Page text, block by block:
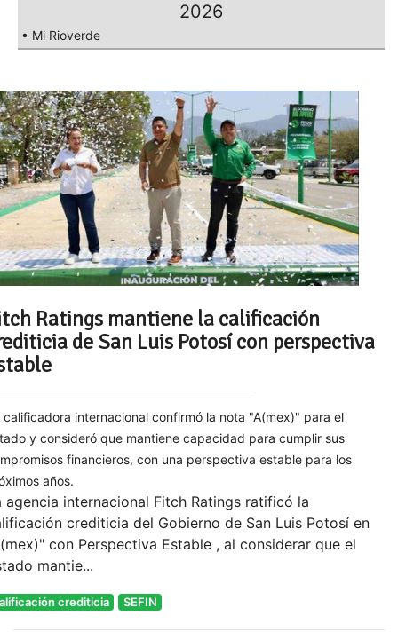
2026
• Mi Rioverde
Ratings mantiene la calificación
de San Luis Potosí con perspectiva
calificadora internacional confirmó la nota "A(mex)" para el
y consideró que mantiene capacidad para cumplir sus
financieros, con una perspectiva estable para los
años.
agencia internacional Fitch Ratings ratificó la
crediticia del Gobierno de San Luis Potosí en
con Perspectiva Estable , al considerar que el
mantie...
crediticia SEFIN